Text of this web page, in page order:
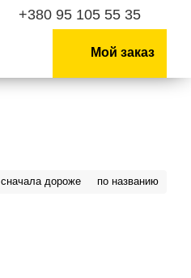
+380 95 105 55 35
Мой заказ
сначала дороже по названию